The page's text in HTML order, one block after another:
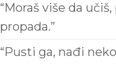
“Moraš više da
propada.”
“Pusti ga, nađi